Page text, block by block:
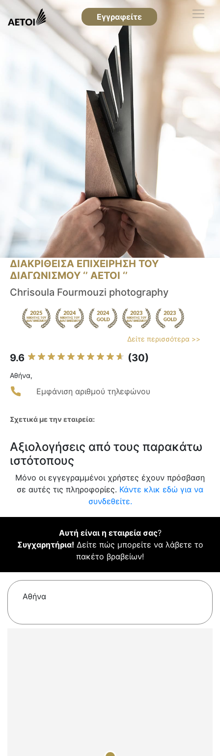
Εγγραφείτε
ΔΙΑΚΡΙΘΕΙΣΑ ΕΠΙΧΕΙΡΗΣΗ ΤΟΥ
ΔΙΑΓΩΝΙΣΜΟΥ ‘’ ΑΕΤΟΙ ‘’
Chrisoula Fourmouzi photography
Δείτε περισσότερα >>
9.6 (30)
Αθήνα,
Εμφάνιση αριθμού τηλεφώνου
Σχετικά με την εταιρεία:
Αξιολογήσεις από τους παρακάτω
ιστότοπους
Μόνο οι εγγεγραμμένοι χρήστες έχουν πρόσβαση
σε αυτές τις πληροφορίες. Κάντε κλικ εδώ για να
συνδεθείτε.
Αυτή είναι η εταιρεία σας?
Συγχαρητήρια! Δείτε πώς μπορείτε να λάβετε το
πακέτο βραβείων!
Αθήνα